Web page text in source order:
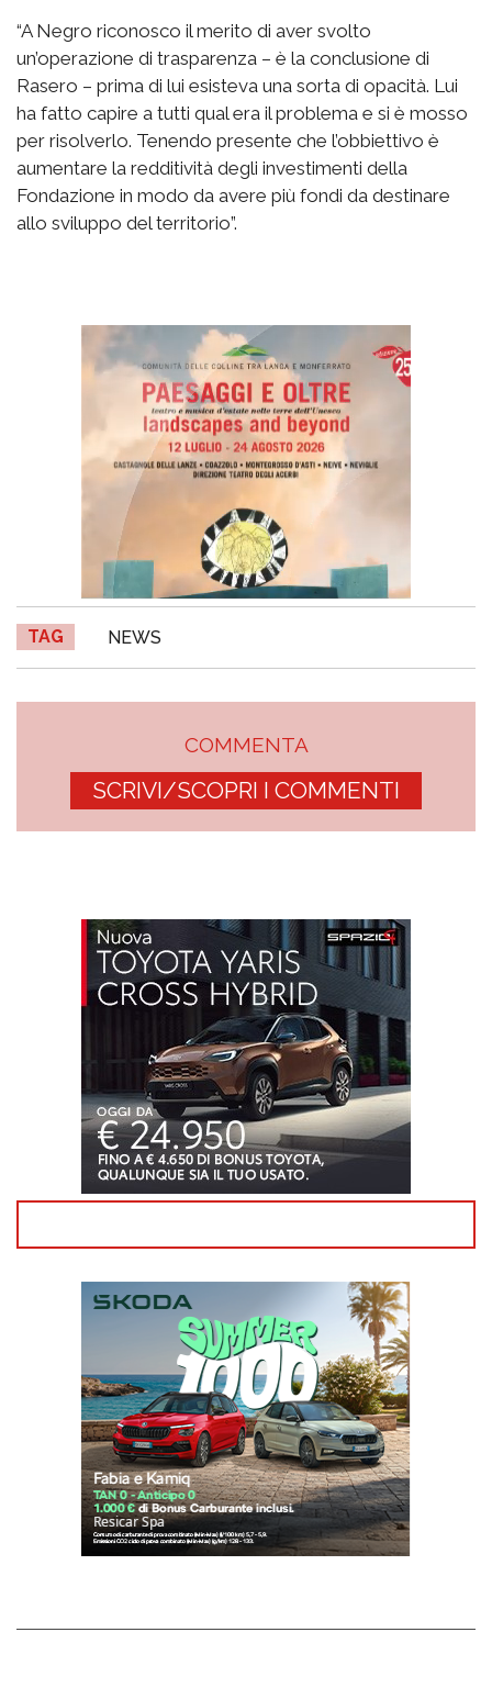
“A Negro riconosco il merito di aver svolto
un’operazione di trasparenza – è la conclusione di
Rasero – prima di lui esisteva una sorta di opacità. Lui
ha fatto capire a tutti qual era il problema e si è mosso
per risolverlo. Tenendo presente che l’obbiettivo è
aumentare la redditività degli investimenti della
Fondazione in modo da avere più fondi da destinare
allo sviluppo del territorio”.
TAG NEWS
COMMENTA
SCRIVI/SCOPRI I COMMENTI